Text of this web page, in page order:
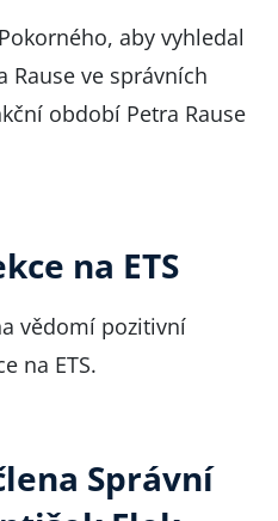
aby vyhledal
Rause ve správních
období Petra Rause
na ETS
vědomí pozitivní
na ETS.
Správní